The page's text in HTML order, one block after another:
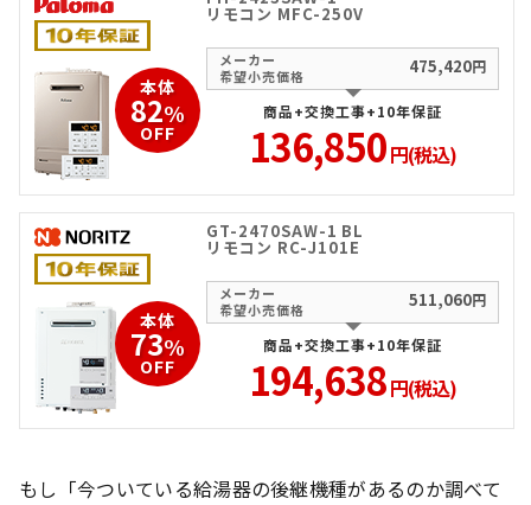
本体
82%
OFF
リモコン MFC-250V
メーカー
希望小売価格
475,420円
商品+交換工事+10年保証
136,850円(税込)
本体
73%
OFF
GT-2470SAW-1 BL
リモコン RC-J101E
メーカー
希望小売価格
511,060円
商品+交換工事+10年保証
194,638円(税込)
もし「今ついている給湯器の後継機種があるのか調べて